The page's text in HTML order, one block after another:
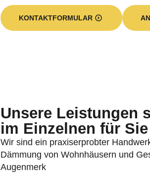
KONTAKTFORMULAR
Unsere Leistungen
im Einzelnen für
Wir sind ein praxiserprobter
Dämmung von Wohnhäusern und
Augenmerk